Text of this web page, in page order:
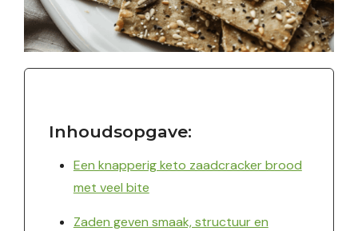
Inhoudsopgave:
Een knapperig keto zaadcracker brood
met veel bite
Zaden geven smaak, structuur en